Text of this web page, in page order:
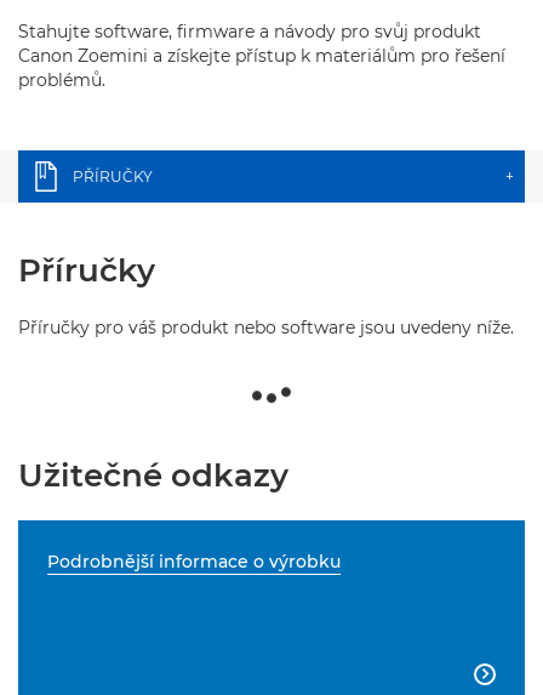
Stahujte software, firmware a návody pro svůj produkt
Canon Zoemini a získejte přístup k materiálům pro řešení
problémů.
PŘÍRUČKY +
Příručky
Příručky pro váš produkt nebo software jsou uvedeny níže.
Užitečné odkazy
Podrobnější informace o výrobku
